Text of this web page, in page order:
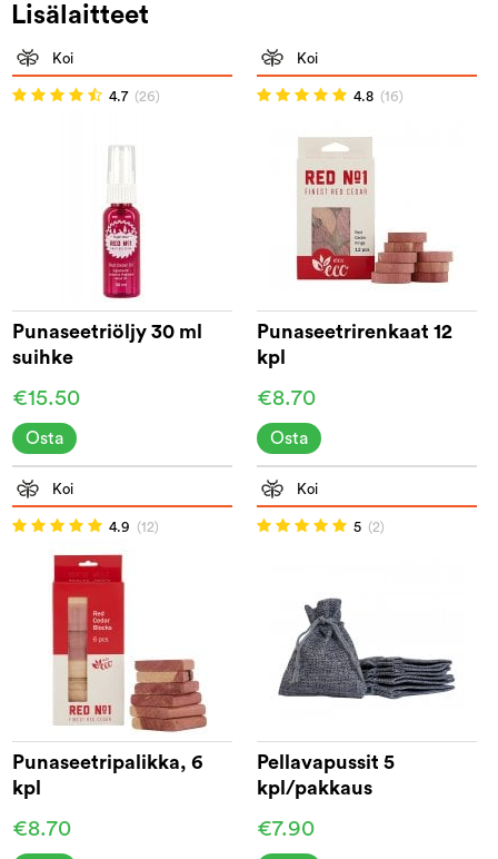
Lisälaitteet
Koi
4.7 (26)
Punaseetriöljy 30 ml
suihke
€15.50
Osta
Koi
4.8 (16)
Punaseetrirenkaat 12
kpl
€8.70
Osta
Koi
4.9 (12)
Punaseetripalikka, 6
kpl
€8.70
Koi
5 (2)
Pellavapussit 5
kpl/pakkaus
€7.90